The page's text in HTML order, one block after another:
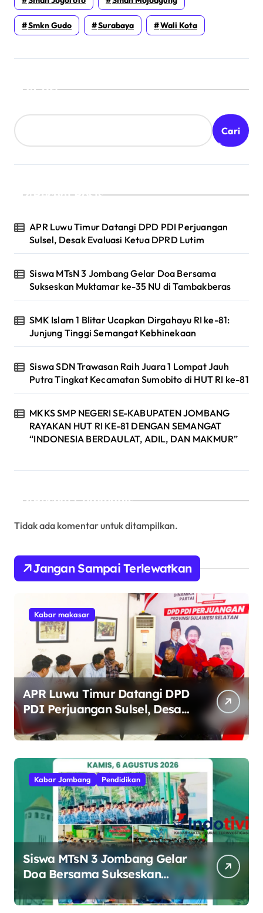
Smkn Gudo Surabaya Wali Kota
Cari
Cari
Recent Posts
APR Luwu Timur Datangi DPD PDI Perjuangan
Sulsel, Desak Evaluasi Ketua DPRD Lutim
Siswa MTsN 3 Jombang Gelar Doa Bersama
Sukseskan Muktamar ke-35 NU di Tambakberas
SMK Islam 1 Blitar Ucapkan Dirgahayu RI ke-81:
Junjung Tinggi Semangat Kebhinekaan
Siswa SDN Trawasan Raih Juara 1 Lompat Jauh
Putra Tingkat Kecamatan Sumobito di HUT RI ke-81
MKKS SMP NEGERI SE-KABUPATEN JOMBANG
RAYAKAN HUT RI KE-81 DENGAN SEMANGAT
“INDONESIA BERDAULAT, ADIL, DAN MAKMUR”
Recent Comments
Tidak ada komentar untuk ditampilkan.
Jangan Sampai Terlewatkan
Kabar makasar
APR Luwu Timur Datangi DPD
PDI Perjuangan Sulsel, Desak
Evaluasi Ketua DPRD Lutim
Kabar Jombang Pendidikan
Siswa MTsN 3 Jombang Gelar
Doa Bersama Sukseskan
Muktamar ke-35 NU di
Tambakberas